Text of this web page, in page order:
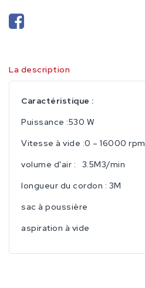
La description
Caractéristique :
Puissance :530 W
Vitesse à vide :0 – 16000 rpm
volume d'air : 3.5M3/min
longueur du cordon : 3M
sac à poussière
aspiration à vide